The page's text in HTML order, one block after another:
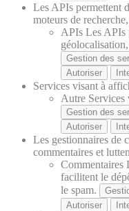
Les APIs permettent
moteurs de
APIs Les APIs
Gestion des
Autoriser
Services visant à
Autre Services
Gestion des
Autoriser
Les gestionnaires de
commentaires et
Commentaires
facilitent le
le spam.
Autoriser